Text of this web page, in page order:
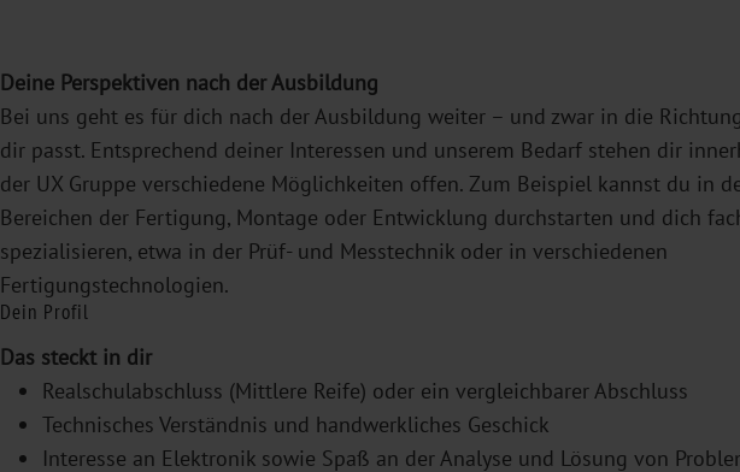
Deine Perspektiven nach der Ausbildung
Bei uns geht es für dich nach der Ausbildung weiter – und zwar in die
dir passt. Entsprechend deiner Interessen und unserem Bedarf stehen dir
der UX Gruppe verschiedene Möglichkeiten offen. Zum Beispiel kannst du in
Bereichen der Fertigung, Montage oder Entwicklung durchstarten und dich
spezialisieren, etwa in der Prüf- und Messtechnik oder in verschiedenen
Fertigungstechnologien.
Dein Profil
Das steckt in dir
Realschulabschluss (Mittlere Reife) oder ein vergleichbarer Abschluss
Technisches Verständnis und handwerkliches Geschick
Interesse an Elektronik sowie Spaß an der Analyse und Lösung von